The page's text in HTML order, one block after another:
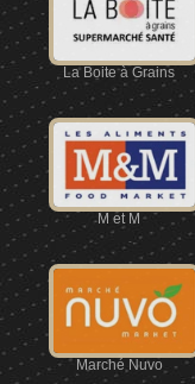
La Boite à Grains
M et M
Marché Nuvo